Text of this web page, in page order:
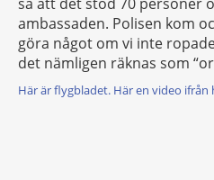
ambassaden. Polisen kom
göra något om vi inte
det nämligen räknas som
Här är flygbladet. Här en video ifrån